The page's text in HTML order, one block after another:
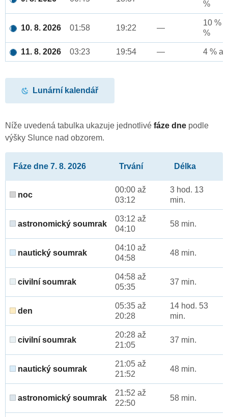
%
10. 8. 2026 01:58 19:22 —
10 %
%
11. 8. 2026 03:23 19:54 — 4 %
Lunární kalendář
Níže uvedená tabulka ukazuje jednotlivé fáze dne podle
výšky Slunce nad obzorem.
Fáze dne 7. 8. 2026 Trvání Délka
noc
00:00 až
03:12
3 hod. 13
min.
astronomický soumrak
03:12 až
04:10
58 min.
nautický soumrak
04:10 až
04:58
48 min.
civilní soumrak
04:58 až
05:35
37 min.
den
05:35 až
20:28
14 hod. 53
min.
civilní soumrak
20:28 až
21:05
37 min.
nautický soumrak
21:05 až
21:52
48 min.
astronomický soumrak
21:52 až
22:50
58 min.